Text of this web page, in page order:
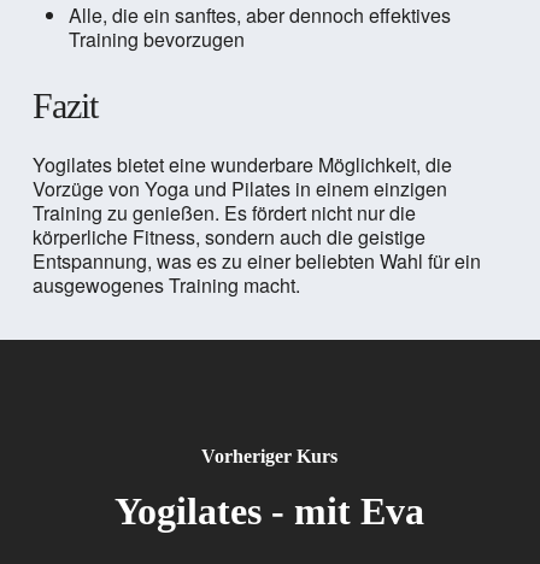
Alle, die ein sanftes, aber dennoch effektives
Training bevorzugen
Fazit
Yogilates bietet eine wunderbare Möglichkeit, die
Vorzüge von Yoga und Pilates in einem einzigen
Training zu genießen. Es fördert nicht nur die
körperliche Fitness, sondern auch die geistige
Entspannung, was es zu einer beliebten Wahl für ein
ausgewogenes Training macht.
Vorheriger Kurs
Yogilates - mit Eva